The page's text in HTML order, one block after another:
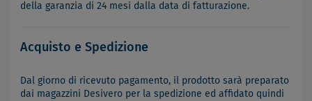
della garanzia di 24 mesi dalla data di fatturazione.
Acquisto e Spedizione
Dal giorno di ricevuto pagamento, il prodotto sarà preparato
dai magazzini Desivero per la spedizione ed affidato quindi